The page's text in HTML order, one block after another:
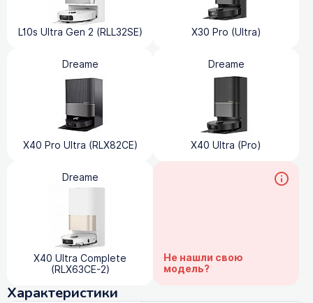
L10s Ultra Gen 2 (RLL32SE) X30 Pro (Ultra)
Dreame
X40 Pro Ultra (RLX82CE)
Dreame
X40 Ultra (Pro)
Dreame
X40 Ultra Complete
(RLX63CE-2)
Не нашли свою
модель?
Характеристики